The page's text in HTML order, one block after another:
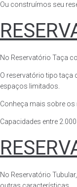
Ou construímos seu
No Reservatório Taça
O reservatório tipo taça
espaços limitados.
Conheça mais sobre
Capacidades entre
No Reservatório